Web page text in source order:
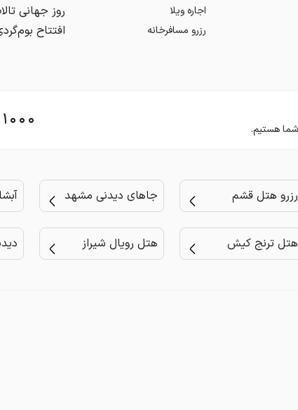
اجاره ویلا
رزرو مسافرخانه
رزرو هتل قشم جاهای دیدنی مشهد
هتل ترنج کیش هتل رویال شیراز